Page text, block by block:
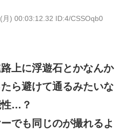
月) 00:03:12.32 ID:4/CSSOqb0
上に浮遊石とかなんか
ら避けて通るみたいな
性…？
でも同じのが撮れるよ